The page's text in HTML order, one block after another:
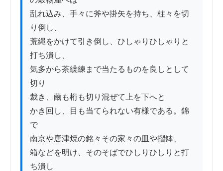
乱れ込み、手々に斧や掛矢を持ち、柱々を切
り倒し、
荒縄をかけて引き倒し、ひしゃりひしゃりと
打ち潰し、
気多から茶繰練まで当たるものを良しとして
切り
裁き、繭も桁も切り混ぜて上を下へと
かき回し、目も当てられない有様である。錦
で
南京や唐津焼の銘々その家々の皿や摺鉢、
箱などを明け、そのそばでひしりひしりと打
ち潰し